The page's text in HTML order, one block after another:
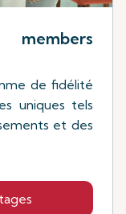
de fidélité
uniques tels
et des